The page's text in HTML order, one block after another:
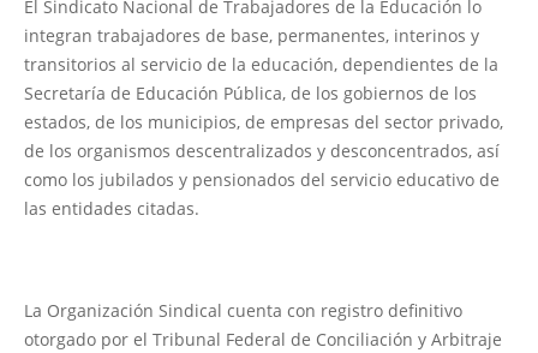
El Sindicato Nacional de Trabajadores de la Educación lo
integran trabajadores de base, permanentes, interinos y
transitorios al servicio de la educación, dependientes de la
Secretaría de Educación Pública, de los gobiernos de los
estados, de los municipios, de empresas del sector privado,
de los organismos descentralizados y desconcentrados, así
como los jubilados y pensionados del servicio educativo de
las entidades citadas.
La Organización Sindical cuenta con registro definitivo
otorgado por el Tribunal Federal de Conciliación y Arbitraje